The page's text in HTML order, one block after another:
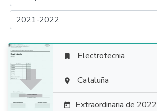

 Electrotecnia
 Cataluña
 Extraordinaria de 2022